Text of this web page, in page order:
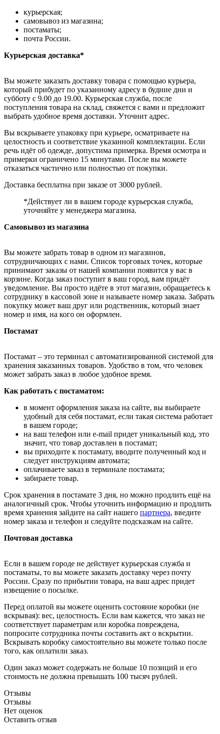
курьерская;
самовывоз из магазина;
постаматы;
почта России.
Курьерская доставка*
Вы можете заказать доставку товара с помощью курьера,
который прибудет по указанному адресу в будние дни и
субботу с 9.00 до 19.00. Курьерская служба, после
поступления товара на склад, свяжется с вами и предложит
выбрать удобное время доставки. Уточнит адрес.
Вы вскрываете упаковку при курьере, осматриваете на
целостность и соответствие указанной комплектации. Если
речь идёт об одежде, допустима примерка. Время осмотра и
примерки ограничено 15 минутами. После вы можете
отказаться частично или полностью от покупки.
Доставка бесплатна при заказе от 3000 рублей.
*Действует ли в вашем городе курьерская служба,
уточняйте у менеджера магазина.
Самовывоз из магазина
Вы можете забрать товар в одном из магазинов,
сотрудничающих с нами. Список торговых точек, которые
принимают заказы от нашей компании появится у вас в
корзине. Когда заказ поступит в ваш город, вам придёт
уведомление. Вы просто идёте в этот магазин, обращаетесь к
сотруднику в кассовой зоне и называете номер заказа. Забрать
покупку может ваш друг или родственник, который знает
номер и имя, на кого он оформлен.
Постамат
Постамат – это терминал с автоматизированной системой для
хранения заказанных товаров. Удобство в том, что человек
может забрать заказ в любое удобное время.
Как работать с постаматом:
в момент оформления заказа на сайте, вы выбираете
удобный для себя постамат, если такая система работает
в вашем городе;
на ваш телефон или e-mail придет уникальный код, это
значит, что товар доставлен в постамат;
вы приходите к постамату, вводите полученный код и
следует инструкциям автомата;
оплачиваете заказ в терминале постамата;
забираете товар.
Срок хранения в постамате 3 дня, но можно продлить ещё на
аналогичный срок. Чтобы уточнить информацию и продлить
время хранения зайдите на сайт нашего партнера, введите
номер заказа и телефон и следуйте подсказкам на сайте.
Почтовая доставка
Если в вашем городе не действует курьерская служба и
постаматы, то вы можете заказать доставку через почту
России. Сразу по прибытии товара, на ваш адрес придет
извещение о посылке.
Перед оплатой вы можете оценить состояние коробки (не
вскрывая): вес, целостность. Если вам кажется, что заказ не
соответствует параметрам или коробка повреждена,
попросите сотрудника почты составить акт о вскрытии.
Вскрывать коробку самостоятельно вы можете только после
того, как оплатили заказ.
Один заказ может содержать не больше 10 позиций и его
стоимость не должна превышать 100 тысяч рублей.
Отзывы
Отзывы
Нет оценок
Оставить отзыв